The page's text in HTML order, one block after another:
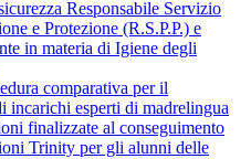
Responsabile Servizio
e Protezione (R.S.P.P.) e
in materia di Igiene degli
comparativa per il
incarichi esperti di madrelingua
finalizzate al conseguimento
Trinity per gli alunni delle